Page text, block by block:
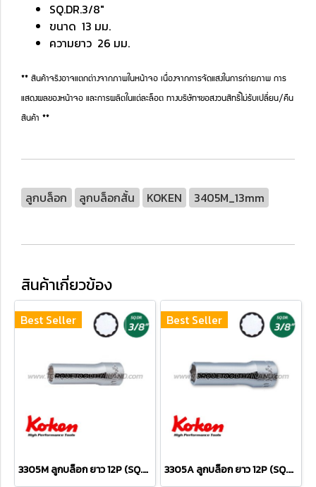
SQ.DR.3/8"
ขนาด 13 มม.
ความยาว 26 มม.
** สินค้าจริงอาจแตกต่างจากภาพในหน้าจอ เนื่องจากการจัดแสงในการถ่ายภาพ การ
แสดงผลของหน้าจอ และการผลิตในแต่ละล็อต ทางบริษัทฯขอสงวนสิทธิ์ไม่รับเปลี่ยน/คืน
สินค้า **
ลูกบล็อก ลูกบล็อกสั้น KOKEN 3405M_13mm
สินค้าเกี่ยวข้อง
Best Seller
3305M ลูกบล็อก ยาว 12P (SQ.DR.3/8") Deep Sockets
Best Seller
3305A ลูกบล็อก ยาว 12P (SQ.DR.3/8") Deep Sockets